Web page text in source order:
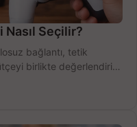
Nasıl Seçilir?
bağlantı, tetik
birlikte değerlendirin;